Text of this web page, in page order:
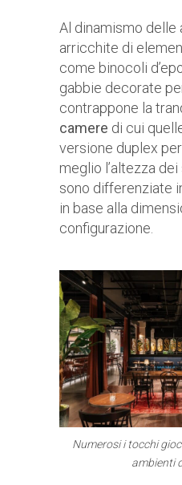
Al dinamismo delle
arricchite di
come binocoli
gabbie decorate
contrappone la
camere di cui
versione duplex
meglio l’altezza
sono differenziate
in base alla
configurazione.
Numerosi i tocchi
ambienti